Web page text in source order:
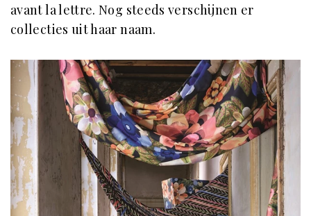
avant la lettre. Nog steeds verschijnen er
collecties uit haar naam.